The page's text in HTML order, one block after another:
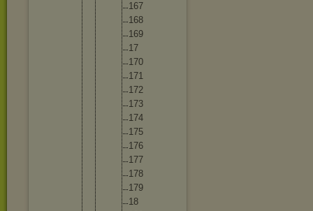
167
168
169
17
170
171
172
173
174
175
176
177
178
179
18